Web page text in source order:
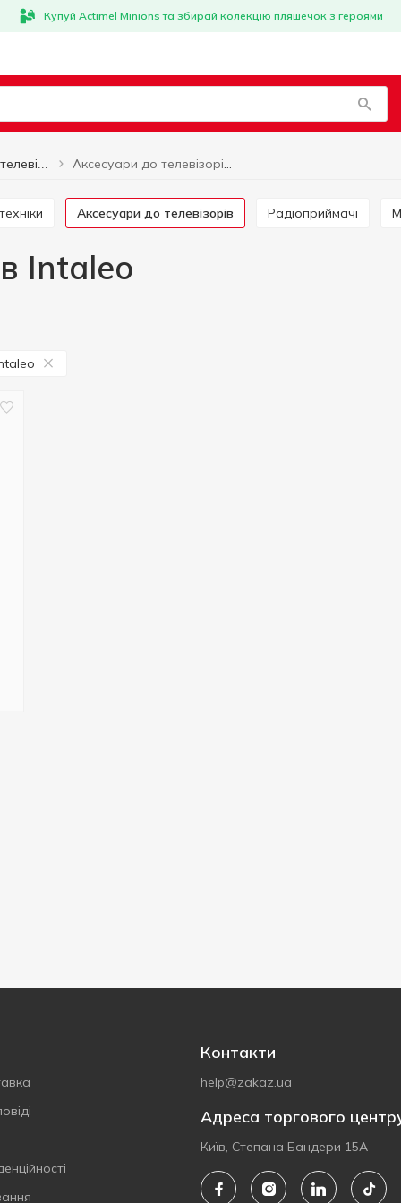
Купуй Actimel Minions та збирай колекцію пляшечок з героями
Аксесуари до телевізорів Intaleo
Аксесуари до телевізорів Радіоприймачі
Intaleo
Контакти
help@zakaz.ua
Адреса торгового
Київ, Степана Бандери 15А